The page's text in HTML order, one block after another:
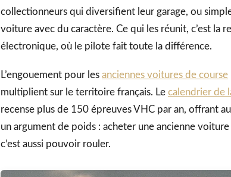
collectionneurs qui diversifient leur garage, ou
voiture avec du caractère. Ce qui les réunit, c’est la
électronique, où le pilote fait toute la différence.
L’engouement pour les anciennes voitures de course
multiplient sur le territoire français. Le calendrier de
recense plus de 150 épreuves VHC par an, offrant
un argument de poids : acheter une ancienne
c’est aussi pouvoir rouler.